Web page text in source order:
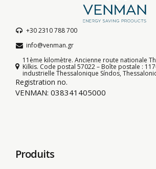
+30 2310 788 700
info@venman.gr
11ème kilomètre. Ancienne route nationale
Kilkis. Code postal 57022 – Boîte postale :
industrielle Thessalonique Síndos,
Registration no.
VENMAN: 038341405000
Produits